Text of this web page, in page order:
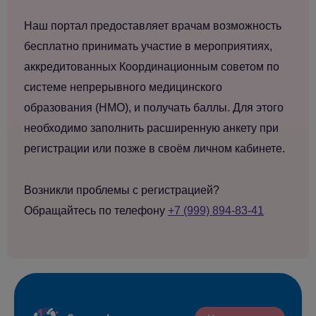
Наш портал предоставляет врачам возможность
бесплатно принимать участие в мероприятиях,
аккредитованных Координационным советом по
системе непрерывного медицинского
образования (НМО), и получать баллы. Для этого
необходимо заполнить расширенную анкету при
регистрации или позже в своём личном кабинете.
Возникли проблемы с регистрацией?
Обращайтесь по телефону +7 (999) 894-83-41